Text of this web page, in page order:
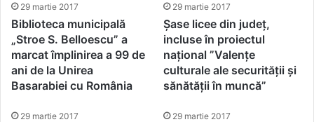
29 martie 2017
Biblioteca municipală
„Stroe S. Belloescu” a
marcat împlinirea a 99 de
ani de la Unirea
Basarabiei cu România
29 martie 2017
Șase licee din județ,
incluse în proiectul
național ”Valențe
culturale ale securității și
sănătății în muncă”
29 martie 2017 29 martie 2017